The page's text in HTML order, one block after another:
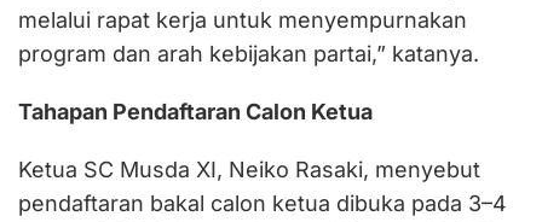
melalui rapat kerja untuk menyempurnakan
program dan arah kebijakan partai,” katanya.
Tahapan Pendaftaran Calon Ketua
Ketua SC Musda XI, Neiko Rasaki, menyebut
pendaftaran bakal calon ketua dibuka pada 3–4